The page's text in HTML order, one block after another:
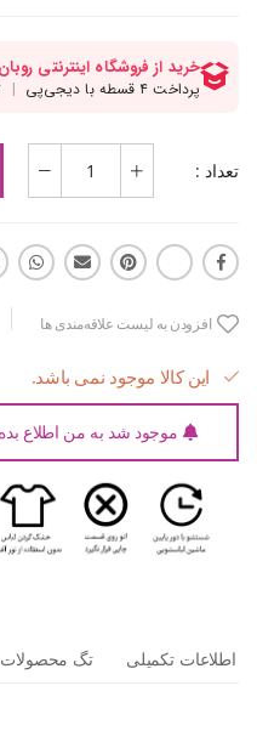
تعداد :
افزودن به لیست علاقه‌مندی ها
این کالا موجود نمی باشد.
موجود شد به من اطلاع بده
اطلاعات تکمیلی تگ محصولات